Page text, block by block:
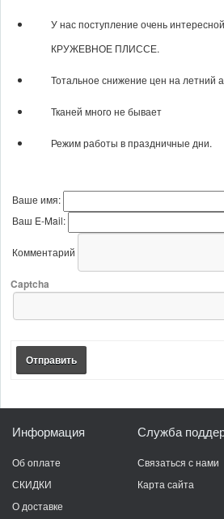
У нас поступление очень
КРУЖЕВНОЕ ПЛИССЕ.
Тотальное снижение цен на летний
Тканей много не бывает
Режим работы в праздничные дни.
Ваше имя:
Ваш E-Mail:
Комментарий
Captcha
Отправить
Информация
Об оплате
СКИДКИ
О доставке
Служба
Связаться с нами
Карта сайта